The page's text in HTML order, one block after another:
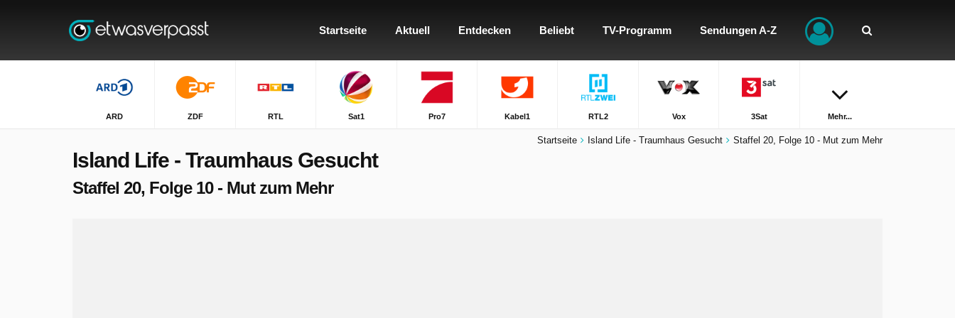
Startseite Aktuell Entdecken Beliebt TV-Programm Sendungen A-Z
ARD ZDF RTL Sat1 Pro7 Kabel1 RTL2 Vox 3Sat Mehr...
Startseite Island Life - Traumhaus Gesucht Staffel 20, Folge 10 - Mut zum Mehr
Island Life - Traumhaus Gesucht
Staffel 20, Folge 10 - Mut zum Mehr